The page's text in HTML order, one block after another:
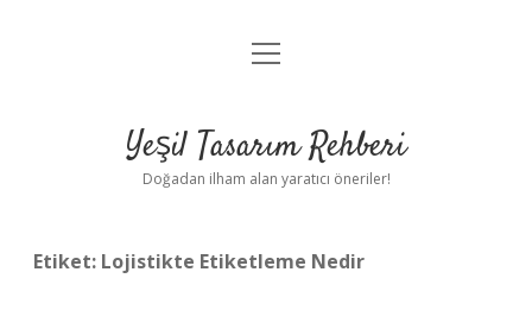
Anasayfa
Yasal Uyarı
menüyü
Yeşil Tasarım Rehberi
Doğadan ilham alan yaratıcı öneriler!
Etiket: Lojistikte Etiketleme Nedir